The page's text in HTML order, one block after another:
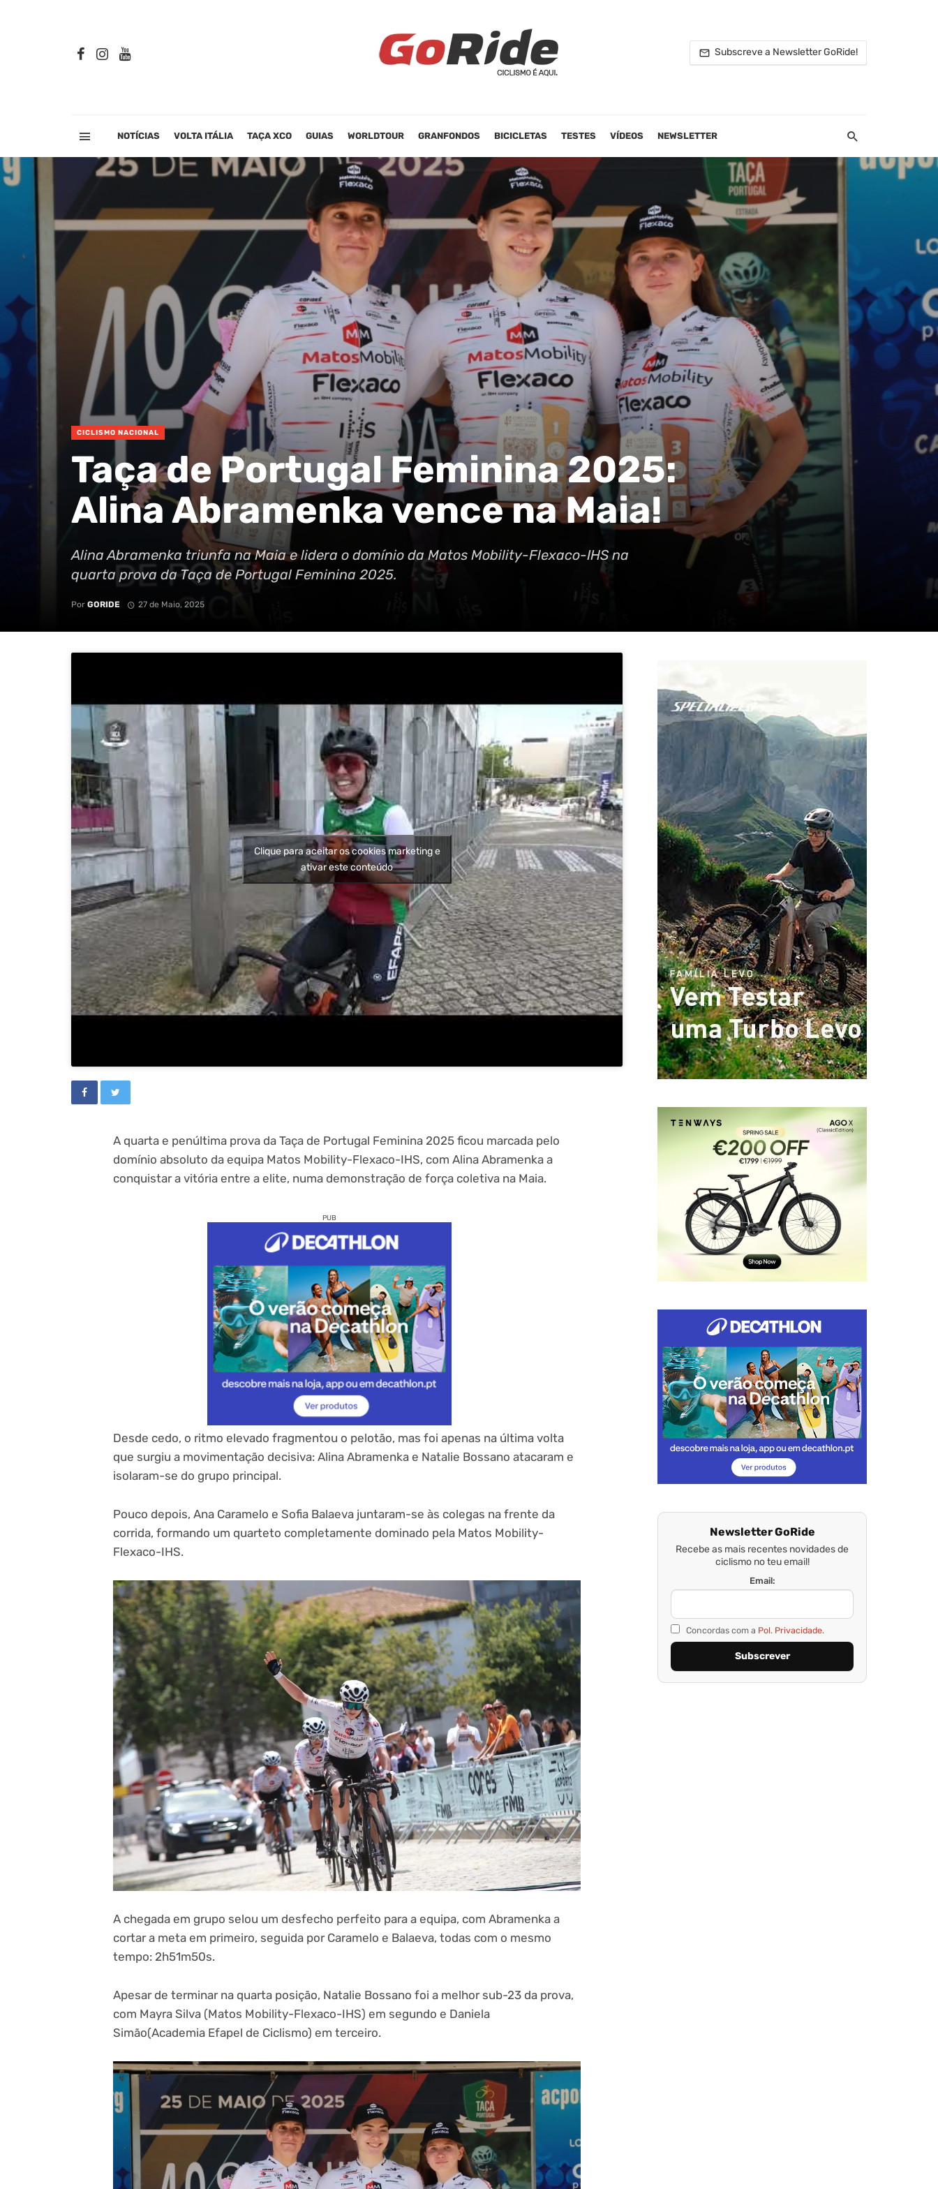
Subscreve a Newsletter GoRide!
NOTÍCIAS VOLTA ITÁLIA TAÇA XCO GUIAS WORLDTOUR GRANFONDOS BICICLETAS TESTES VÍDEOS NEWSLETTER
CICLISMO NACIONAL
Taça de Portugal Feminina 2025:
Alina Abramenka vence na Maia!
Alina Abramenka triunfa na Maia e lidera o domínio da Matos Mobility-Flexaco-IHS na
quarta prova da Taça de Portugal Feminina 2025.
Por GORIDE 27 de Maio, 2025
Clique para aceitar os cookies marketing e
ativar este conteúdo
A quarta e penúltima prova da Taça de Portugal Feminina 2025 ficou marcada pelo
domínio absoluto da equipa Matos Mobility-Flexaco-IHS, com Alina Abramenka a
conquistar a vitória entre a elite, numa demonstração de força coletiva na Maia.
PUB
Desde cedo, o ritmo elevado fragmentou o pelotão, mas foi apenas na última volta
que surgiu a movimentação decisiva: Alina Abramenka e Natalie Bossano atacaram e
isolaram-se do grupo principal.
Pouco depois, Ana Caramelo e Sofia Balaeva juntaram-se às colegas na frente da
corrida, formando um quarteto completamente dominado pela Matos Mobility-
Flexaco-IHS.
A chegada em grupo selou um desfecho perfeito para a equipa, com Abramenka a
cortar a meta em primeiro, seguida por Caramelo e Balaeva, todas com o mesmo
tempo: 2h51m50s.
Apesar de terminar na quarta posição, Natalie Bossano foi a melhor sub-23 da prova,
com Mayra Silva (Matos Mobility-Flexaco-IHS) em segundo e Daniela
Simão(Academia Efapel de Ciclismo) em terceiro.
Newsletter GoRide
Recebe as mais recentes novidades de
ciclismo no teu email!
Email:
Concordas com a Pol. Privacidade.